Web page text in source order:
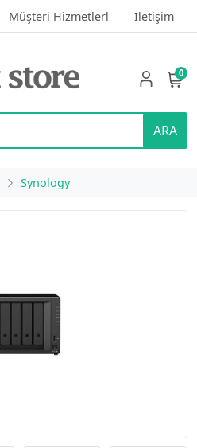
Müşteri Hizmetlerl İletişim
ARA
0
Synology